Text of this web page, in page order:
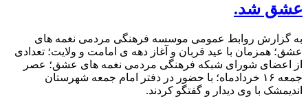
عشق شد.
به گزارش روابط عمومی موسسه فرهنگی مردمی نغمه های
عشق؛ همزمان با عید قربان و آغاز دهه ی امامت و ولایت؛ تعدادی
از اعضای شورای شبکه فرهنگی مردمی نغمه های عشق؛ عصر
جمعه ۱۶ خردادماه؛ با حضور در دفتر امام جمعه شهرستان
اندیمشک با وی دیدار و گفتگو کردند.